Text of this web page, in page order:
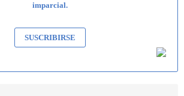
imparcial.
SUSCRIBIRSE